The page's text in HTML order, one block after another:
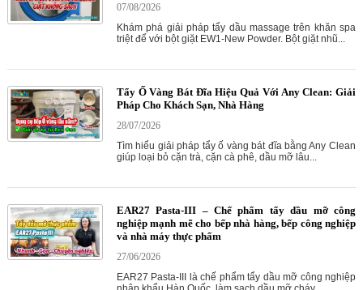
07/08/2026
Khám phá giải pháp tẩy dầu massage trên khăn spa
triệt để với bột giặt EW1-New Powder. Bột giặt nhũ...
Tẩy Ố Vàng Bát Đĩa Hiệu Quả Với Any Clean: Giải
Pháp Cho Khách Sạn, Nhà Hàng
28/07/2026
Tìm hiểu giải pháp tẩy ố vàng bát đĩa bằng Any Clean
giúp loại bỏ cặn trà, cặn cà phê, dầu mỡ lâu...
EAR27 Pasta-III – Chế phẩm tẩy dầu mỡ công
nghiệp mạnh mẽ cho bếp nhà hàng, bếp công nghiệp
và nhà máy thực phẩm
27/06/2026
EAR27 Pasta-III là chế phẩm tẩy dầu mỡ công nghiệp